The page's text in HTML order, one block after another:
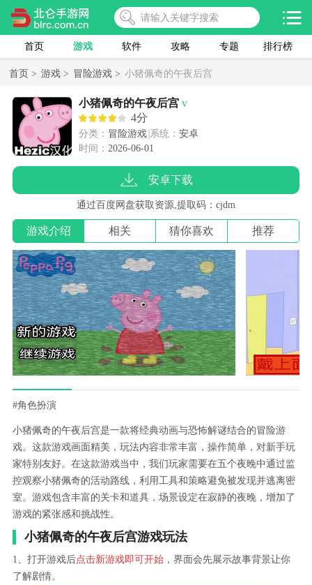
首页 游戏 软件 攻略 专题 排行榜
首页 > 游戏 > 冒险游戏 > 小猪佩奇的午夜后宫
小猪佩奇的午夜后宫 v
4分
分类： 冒险游戏 系统： 安卓
时间： 2026-06-01
安卓下载
通过百度网盘获取资源,提取码：cjdm
游戏介绍 相关 猜你喜欢 推荐
#角色扮演
小猪佩奇的午夜后宫是一款将经典动画与恐怖解谜结合的冒险游
戏。这款游戏画面精美，玩法内容非常丰富，操作简单，对新手玩
家特别友好。在这款游戏当中，我们玩家需要在五个夜晚中通过监
控观察小猪佩奇的活动路线，利用工具和策略避免被发现并逃离密
室。游戏包含丰富的关卡和道具，场景设定在寂静的夜晚，增加了
游戏的紧张感和挑战性。
小猪佩奇的午夜后宫游戏玩法
1、打开游戏后点击新游戏即可开始，界面会先展示故事背景让你
了解剧情。